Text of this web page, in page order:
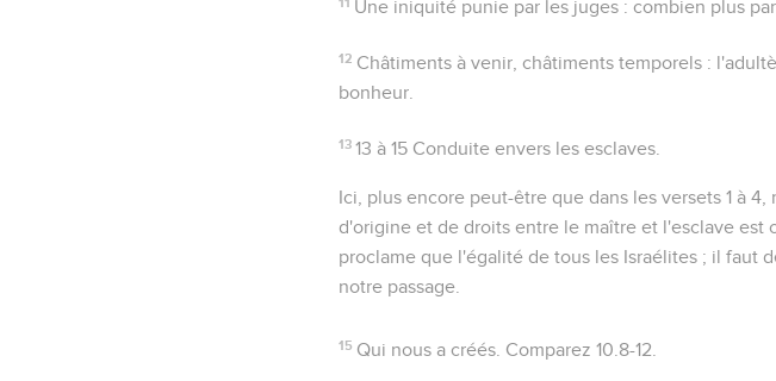
Une iniquité punie par les juges : combien plus
12 Châtiments à venir, châtiments temporels :
bonheur.
13 13 à 15 Conduite envers les esclaves.
Ici, plus encore peut-être que dans les versets 1 à
d'origine et de droits entre le maître et l'esclave est
proclame que l'égalité de tous les Israélites ; il faut
notre passage.
15 Qui nous a créés . Comparez10.8-12